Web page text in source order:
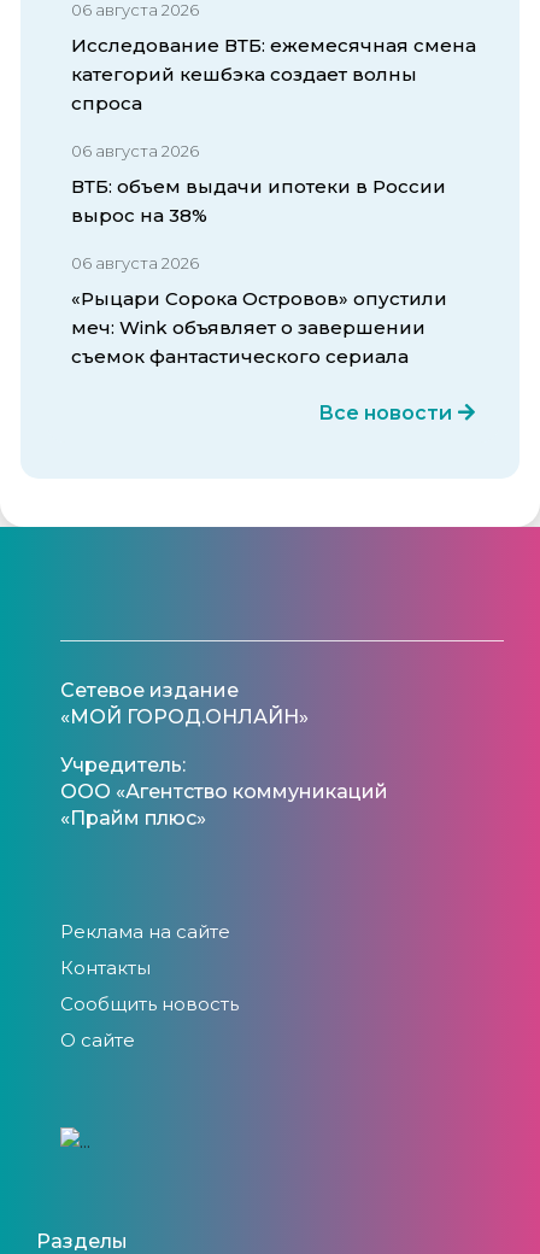
06 августа 2026
Исследование ВТБ: ежемесячная смена
категорий кешбэка создает волны
спроса
06 августа 2026
ВТБ: объем выдачи ипотеки в России
вырос на 38%
06 августа 2026
«Рыцари Сорока Островов» опустили
меч: Wink объявляет о завершении
съемок фантастического сериала
Все новости
Сетевое издание
«МОЙ ГОРОД.ОНЛАЙН»
Учредитель:
ООО «Агентство коммуникаций
«Прайм плюс»
Реклама на сайте
Контакты
Сообщить новость
О сайте
Разделы